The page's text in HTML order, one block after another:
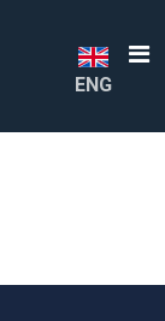
ENG